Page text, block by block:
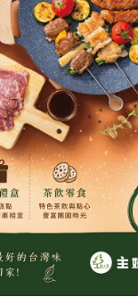
雞蛋 食安